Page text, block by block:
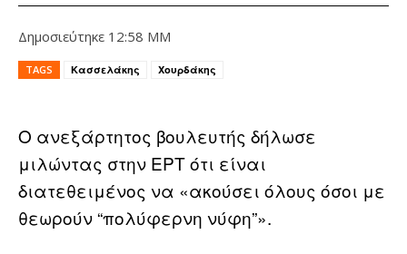
Δημοσιεύτηκε 12:58 ΜΜ
TAGS Κασσελάκης Χουρδάκης
Ο ανεξάρτητος βουλευτής δήλωσε
μιλώντας στην ΕΡΤ ότι είναι
διατεθειμένος να «ακούσει όλους όσοι με
θεωρούν “πολύφερνη νύφη”».